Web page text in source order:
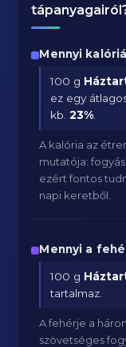
Mennyi
100 g
ez egy
kb.23%
A kalória az
mutatója:
ezért fontos
napi keretből.
Mennyi a
100 g
tartalmaz.
A fehérje a
szövetséges